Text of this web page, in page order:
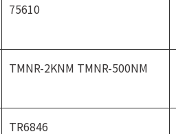
75610
TMNR-2KNM TMNR-500NM
TR6846